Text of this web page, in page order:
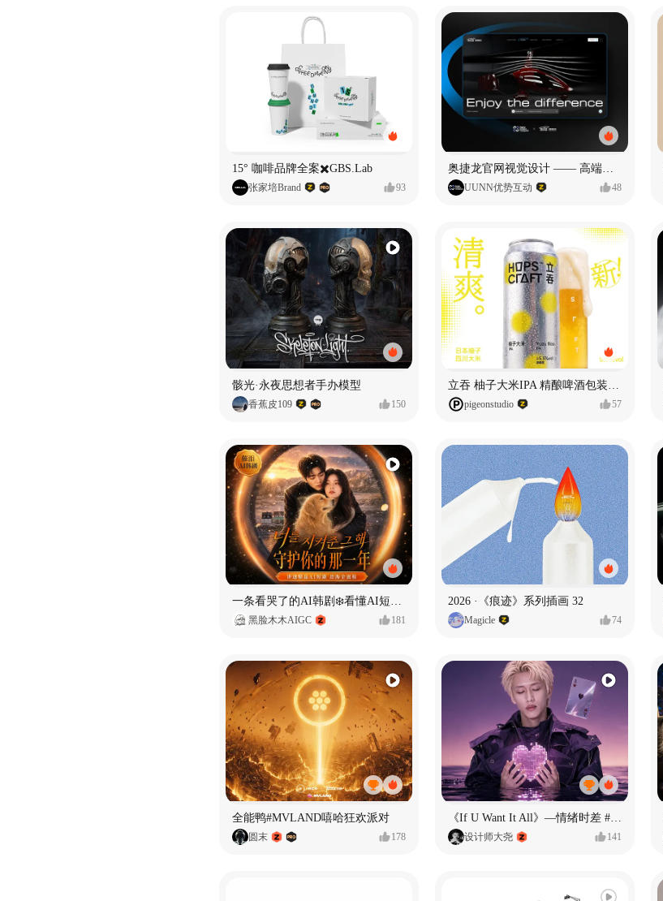
15° 咖啡品牌全案✖️GBS.Lab
张家培Brand 93
奥捷龙官网视觉设计 —— 高端网站建设
UUNN优势互动 48
骸光·永夜思想者手办模型
香蕉皮109 150 pigeonstudio 57
一条看哭了的AI韩剧❄️看懂AI短剧出海全流程
黑脸木木AIGC 181
2026 ·《痕迹》系列插画 32
Magicle 74
全能鸭#MVLAND嘻哈狂欢派对
圆末 178 设计师大尧 141